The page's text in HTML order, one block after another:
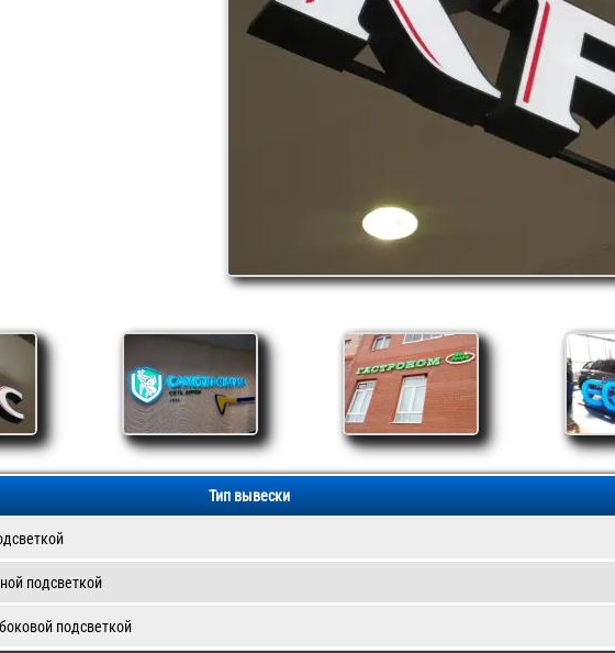
Тип вывески
подсветкой
подсветкой